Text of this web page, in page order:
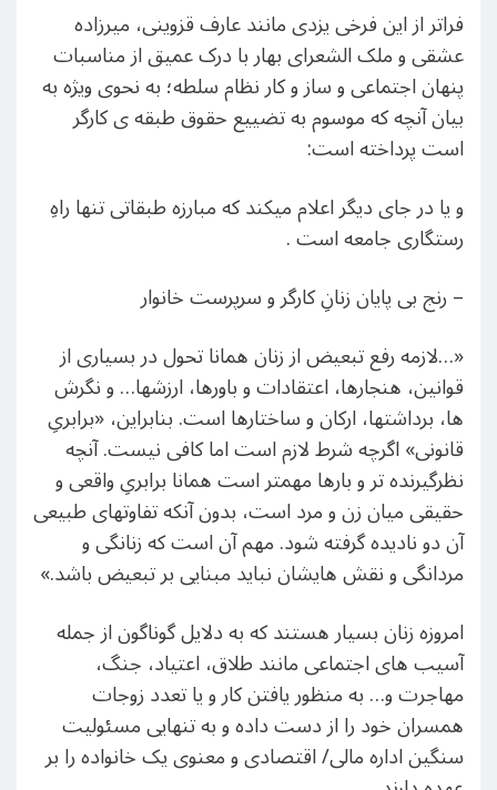
فراتر از این فرخی یزدی مانند عارف قزوینی، میرزاده
عشقی و ملک الشعرای بهار با درک عمیق از مناسبات
پنهان اجتماعی و ساز و کار نظام سلطه؛ به نحوی ویژه به
بیان آنچه که موسوم به تضییع حقوق طبقه ی کارگر
است پرداخته است:
و یا در جای دیگر اعلام میکند که مبارزه طبقاتی تنها راهِ
رستگاری جامعه است .
– رنج بی پایان زنانِ کارگر و سرپرست خانوار
«…لازمه رفع تبعیض از زنان همانا تحول در بسیاری از
قوانین، هنجارها، اعتقادات و باورها، ارزشها… و نگرش
ها، برداشتها، ارکان و ساختارها است. بنابراین، «برابریِ
قانونی» اگرچه شرط لازم است اما کافی نیست. آنچه
نظرگیرنده تر و بارها مهمتر است همانا برابریِ واقعی و
حقیقی میان زن و مرد است، بدون آنکه تفاوتهای طبیعی
آن دو نادیده گرفته شود. مهم آن است که زنانگی و
مردانگی و نقش هایشان نباید مبنایی بر تبعیض باشد.»
امروزه زنان بسیار هستند که به دلایل گوناگون از جمله
آسیب های اجتماعی مانند طلاق، اعتیاد، جنگ،
مهاجرت و… به منظور یافتن کار و یا تعدد زوجات
همسران خود را از دست داده و به تنهایی مسئولیت
سنگین اداره مالی/ اقتصادی و معنوی یک خانواده را بر